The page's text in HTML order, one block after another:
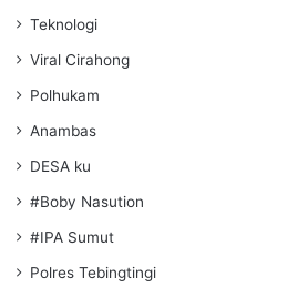
Teknologi
Viral Cirahong
Polhukam
Anambas
DESA ku
#Boby Nasution
#IPA Sumut
Polres Tebingtingi